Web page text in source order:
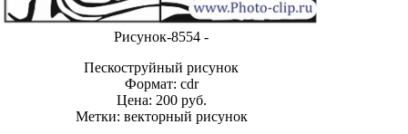
Рисунок-8554 -
Пескоструйный рисунок
Формат: cdr
Цена: 200 руб.
Метки: векторный рисунок